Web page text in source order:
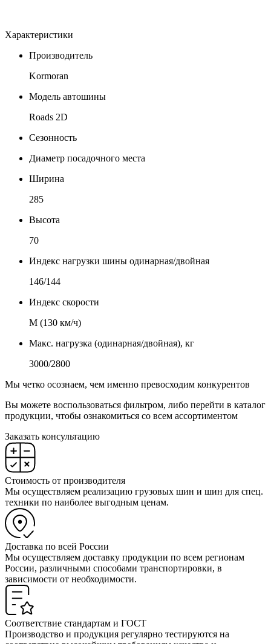
Характеристики
Производитель
Kormoran
Модель автошины
Roads 2D
Сезонность
Диаметр посадочного места
Ширина
285
Высота
70
Индекс нагрузки шины одинарная/двойная
146/144
Индекс скорости
М (130 км/ч)
Макс. нагрузка (одинарная/двойная), кг
3000/2800
Мы четко осознаем, чем именно превосходим конкурентов
Вы можете воспользоваться фильтром, либо перейти в каталог
продукции, чтобы ознакомиться со всем ассортиментом
Заказать консультацию
Стоимость от производителя
Мы осуществляем реализацию грузовых шин и шин для спец.
техники по наиболее выгодным ценам.
Доставка по всей России
Мы осуществляем доставку продукции по всем регионам
России, различными способами транспортировки, в
зависимости от необходимости.
Соответствие стандартам и ГОСТ
Производство и продукция регулярно тестируются на